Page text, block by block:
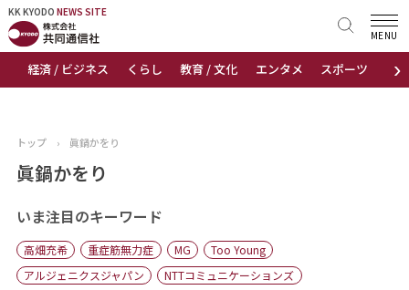
KK KYODO NEWS SITE
›
経済 / ビジネス くらし 教育 / 文化 エンタメ スポーツ 地域
MENU
KK KYODONEWS SITE
トップページ
ニュース
おすすめコンテンツ
出版物
トップ › 眞鍋かをり
眞鍋かをり
いま注目のキーワード
高畑充希 重症筋無力症 MG
Too Young
アルジェニクスジャパン
NTTコミュニケーションズ